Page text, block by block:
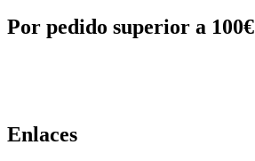
Por pedido superior a 100€
Enlaces